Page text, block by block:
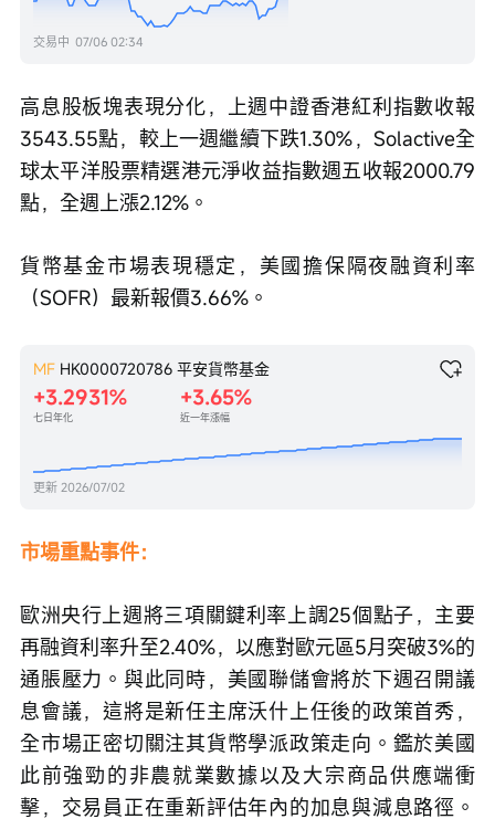
交易中 07/06 02:34
高息股板塊表現分化，上週中證香港紅利指數收報
3543.55點，較上一週繼續下跌1.30%，Solactive全
球太平洋股票精選港元淨收益指數週五收報2000.79
點，全週上漲2.12%。
貨幣基金市場表現穩定，美國擔保隔夜融資利率
（SOFR）最新報價3.66%。
MF HK0000720786 平安貨幣基金
+3.2931%
七日年化
+3.65%
近一年漲幅
更新 2026/07/02
市場重點事件：
歐洲央行上週將三項關鍵利率上調25個點子，主要
再融資利率升至2.40%，以應對歐元區5月突破3%的
通脹壓力。與此同時，美國聯儲會將於下週召開議
息會議，這將是新任主席沃什上任後的政策首秀，
全市場正密切關注其貨幣學派政策走向。鑑於美國
此前強勁的非農就業數據以及大宗商品供應端衝
擊，交易員正在重新評估年內的加息與減息路徑。